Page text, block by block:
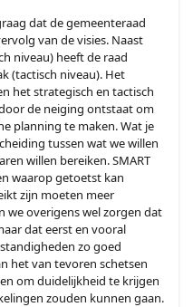
dat de gemeenteraad
van de visies. Naast
niveau) heeft de raad
(tactisch niveau). Het
het strategisch en tactisch
de neiging ontstaat om
planning te maken. Wat je
tussen wat we willen
willen bereiken. SMART
waarop getoetst kan
zijn moeten meer
we overigens wel zorgen dat
dat eerst en vooral
zo goed
het van tevoren schetsen
om duidelijkheid te krijgen
zouden kunnen gaan.